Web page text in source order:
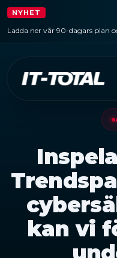
NYHET
Ladda ner vår 90-dagars plan
kan vi